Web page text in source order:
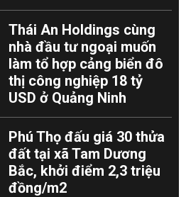
Thái An Holdings cùng
nhà đầu tư ngoại muốn
làm tổ hợp cảng biển đô
thị công nghiệp 18 tỷ
USD ở Quảng Ninh
Phú Thọ đấu giá 30 thửa
đất tại xã Tam Dương
Bắc, khởi điểm 2,3 triệu
đồng/m2